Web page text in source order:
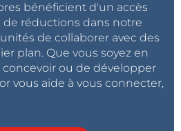
bénéficient d'un accès
de réductions dans notre
de collaborer avec des
plan. Que vous soyez en
ou de développer
vous aide à vous connecter,